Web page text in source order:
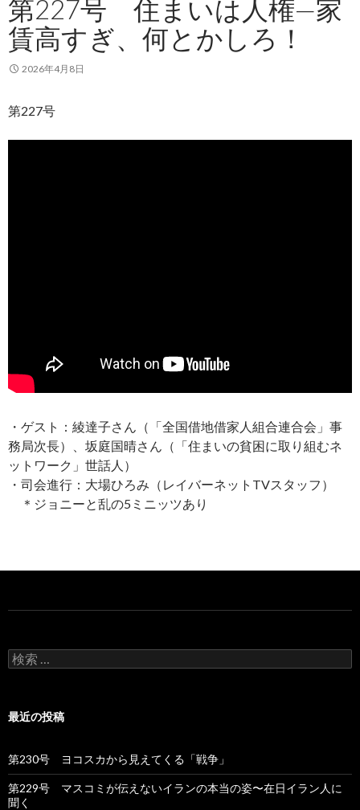
第227号 住まいは人権—家
賃高すぎ、何とかしろ！
2026年4月8日
第227号
・ゲスト：綾達子さん（「全国借地借家人組合連合会」事
務局次長）、坂庭国晴さん（「住まいの貧困に取り組むネ
ットワーク」世話人）
・司会進行：大場ひろみ（レイバーネットTVスタッフ）
＊ジョニーと乱の5ミニッツあり
検
索
最近の投稿
第230号 ヨコスカから見えてくる「戦争」
第229号 マスコミが伝えないイランの本当の姿〜在日イラン人に
聞く